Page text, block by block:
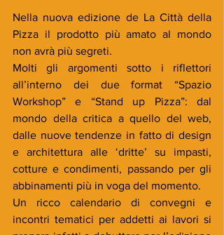
Nella nuova edizione de La Città della
Pizza il prodotto più amato al mondo
non avrà più segreti.
Molti gli argomenti sotto i riflettori
all’interno dei due format “Spazio
Workshop” e “Stand up Pizza”: dal
mondo della critica a quello del web,
dalle nuove tendenze in fatto di design
e architettura alle ‘dritte’ su impasti,
cotture e condimenti, passando per gli
abbinamenti più in voga del momento.
Un ricco calendario di convegni e
incontri tematici per addetti ai lavori si